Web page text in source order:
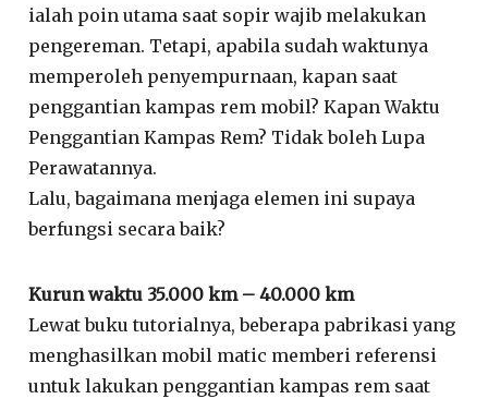
ialah poin utama saat sopir wajib melakukan
pengereman. Tetapi, apabila sudah waktunya
memperoleh penyempurnaan, kapan saat
penggantian kampas rem mobil? Kapan Waktu
Penggantian Kampas Rem? Tidak boleh Lupa
Perawatannya.
Lalu, bagaimana menjaga elemen ini supaya
berfungsi secara baik?
Kurun waktu 35.000 km – 40.000 km
Lewat buku tutorialnya, beberapa pabrikasi yang
menghasilkan mobil matic memberi referensi
untuk lakukan penggantian kampas rem saat